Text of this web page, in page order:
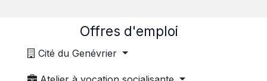
Offres d'emploi
Cité du Genévrier